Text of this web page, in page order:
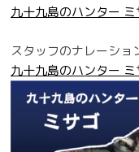
九十九島のハンター
スタッフのナレーショ
九十九島のハンター ミ